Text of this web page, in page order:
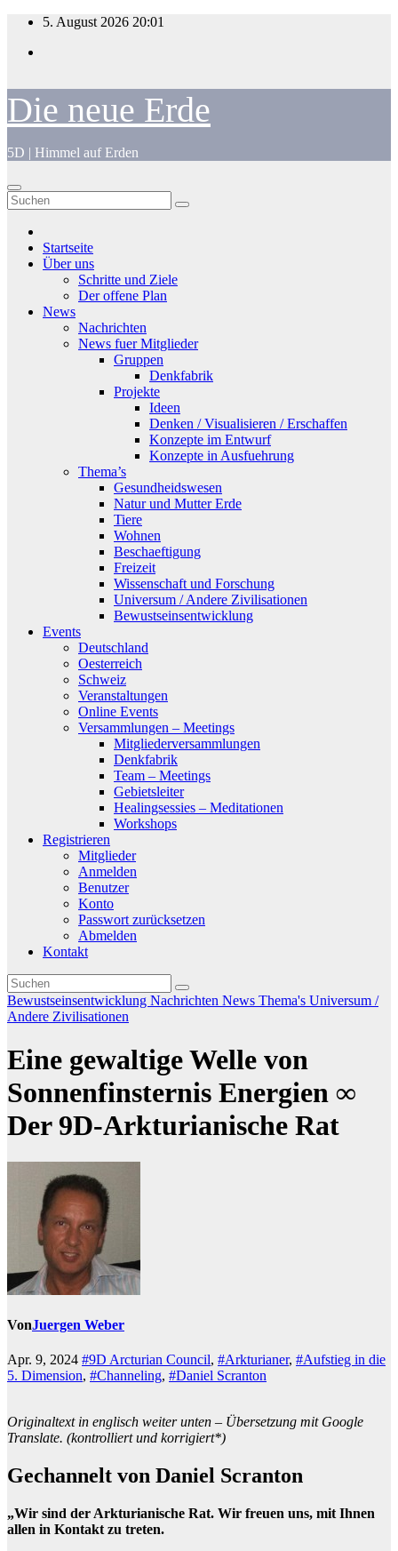
Zum
springen
5. August 2026 20:01
Die neue Erde
5D | Himmel auf Erden
Startseite
Über uns
Schritte und Ziele
Der offene Plan
News
Nachrichten
News fuer Mitglieder
Gruppen
Denkfabrik
Projekte
Ideen
Denken / Visualisieren / Erschaffen
Konzepte im Entwurf
Konzepte in Ausfuehrung
Thema’s
Gesundheidswesen
Natur und Mutter Erde
Tiere
Wohnen
Beschaeftigung
Freizeit
Wissenschaft und Forschung
Universum / Andere Zivilisationen
Bewustseinsentwicklung
Events
Deutschland
Oesterreich
Schweiz
Veranstaltungen
Online Events
Versammlungen – Meetings
Mitgliederversammlungen
Denkfabrik
Team – Meetings
Gebietsleiter
Healingsessies – Meditationen
Workshops
Registrieren
Mitglieder
Anmelden
Benutzer
Konto
Passwort zurücksetzen
Abmelden
Kontakt
Bewustseinsentwicklung Nachrichten News Thema's Universum /
Andere Zivilisationen
Eine gewaltige Welle von
Sonnenfinsternis Energien ∞
Der 9D-Arkturianische Rat
VonJuergen Weber
Apr. 9, 2024 #9D Arcturian Council, #Arkturianer, #Aufstieg in die
5. Dimension, #Channeling, #Daniel Scranton
Originaltext in englisch weiter unten – Übersetzung mit Google
Translate. (kontrolliert und korrigiert*)
Gechannelt von Daniel Scranton
„Wir sind der Arkturianische Rat. Wir freuen uns, mit Ihnen
allen in Kontakt zu treten.